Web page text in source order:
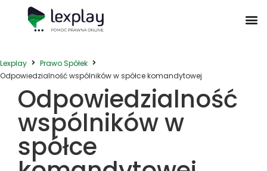
Lexplay
Prawo Spółek
Odpowiedzialność wspólników w spółce komandytowej
Odpowiedzialność
wspólników w
spółce